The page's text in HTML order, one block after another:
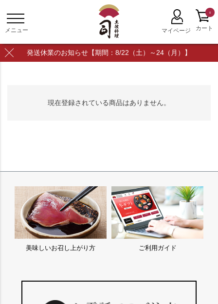
発送休業のお知らせ【期間：8/22（土）～24（月）】
0
現在登録されている商品はありません。
美味しいお召し上がり方 ご利用ガイド